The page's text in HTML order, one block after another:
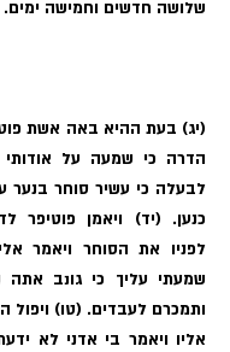
שלושה חדשים וחמישה ימים.
(יג) בעת ההיא באה אשת
הדרה כי שמעה על אודותי
לבעלה כי עשיר סוחר בנער
כנען. (יד) ויאמן פוטיפר
לפניו את הסוחר ויאמר
שמעתי עליך כי גונב אתה
ותמכרם לעבדים. (טו) ויפול
אליו ויאמר בי אדני לא